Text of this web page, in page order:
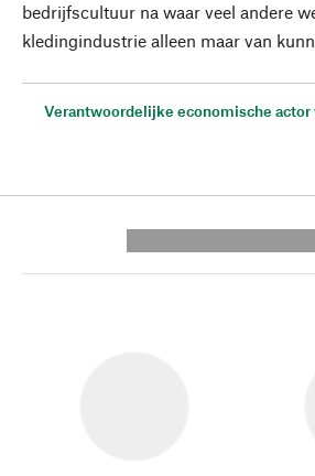
bedrijfscultuur na waar veel andere
kledingindustrie alleen maar van
Verantwoordelijke economische actor